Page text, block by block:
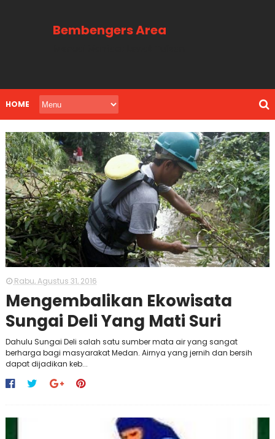
Bembengers Area
HOME
Rabu, Agustus 31, 2016
Mengembalikan Ekowisata
Sungai Deli Yang Mati Suri
Dahulu Sungai Deli salah satu sumber mata air yang sangat
berharga bagi masyarakat Medan. Airnya yang jernih dan bersih
dapat dijadikan keb...